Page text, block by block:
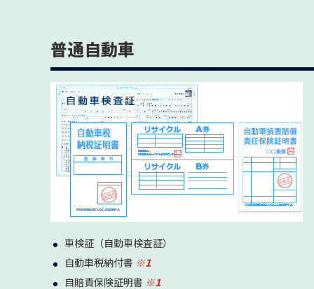
普通自動車
車検証（自動車検査証）
自動車税納付書 ※1
自賠責保険証明書 ※1